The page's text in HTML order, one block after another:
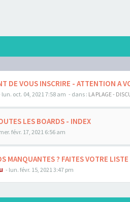
DE VOUS INSCRIRE - ATTENTION A
lun. oct. 04, 2021 7:58 am - dans : LA PLAGE -
LES BOARDS - INDEX
févr. 17, 2021 6:56 am
MANQUANTES ? FAITES VOTRE LISTE
- lun. févr. 15, 2021 3:47 pm